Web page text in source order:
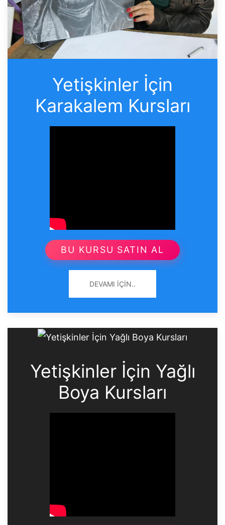
Yetişkinler İçin
Karakalem Kursları
BU KURSU SATIN AL
DEVAMI İÇIN..
Yetişkinler İçin Yağlı
Boya Kursları